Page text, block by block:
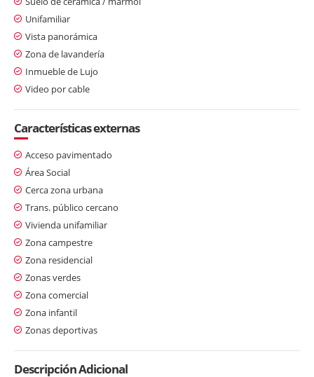
Unifamiliar
Vista panorámica
Zona de lavandería
Inmueble de Lujo
Video por cable
Características externas
Acceso pavimentado
Área Social
Cerca zona urbana
Trans. público cercano
Vivienda unifamiliar
Zona campestre
Zona residencial
Zonas verdes
Zona comercial
Zona infantil
Zonas deportivas
Descripción Adicional